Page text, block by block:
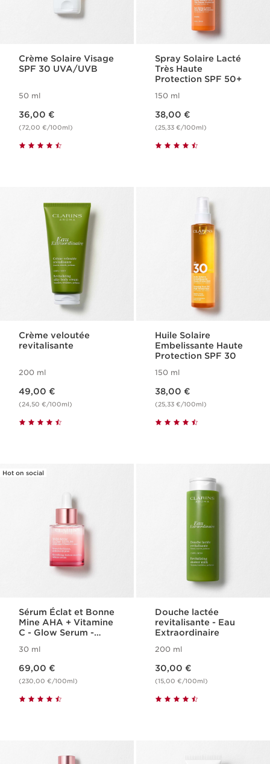
Crème Solaire Visage
SPF 30​ UVA/UVB
50 ml
36,00 €
(72,00 €/100ml)
Spray Solaire Lacté
Très Haute
Protection SPF 50+
150 ml
38,00 €
(25,33 €/100ml)
Crème veloutée
revitalisante
200 ml
49,00 €
(24,50 €/100ml)
Huile Solaire
Embelissante Haute
Protection SPF 30
150 ml
38,00 €
(25,33 €/100ml)
Hot on social
Sérum Éclat et Bonne
Mine AHA + Vitamine
C - Glow Serum -
30 ml
69,00 €
(230,00 €/100ml)
Douche lactée
revitalisante - Eau
Extraordinaire
200 ml
30,00 €
(15,00 €/100ml)